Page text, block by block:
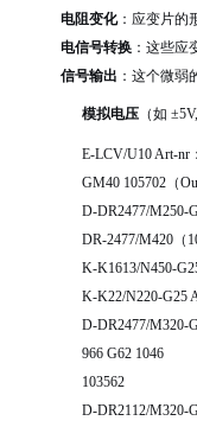
电阻变化：应变片的
电信号转换 ：这些应
信号输出 ：这个微
模拟电压 （如
E-LCV/U10 Art-nr
GM40 105702（
D-DR2477/M250-
DR-2477/M420（
K-K1613/N450-
K-K22/N220-G25
D-DR2477/M320-
966 G62 1046
103562
D-DR2112/M320-